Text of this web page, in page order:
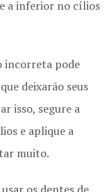
a inferior no cílios
incorreta pode
deixarão seus
isso, segure a
e aplique a
muito.